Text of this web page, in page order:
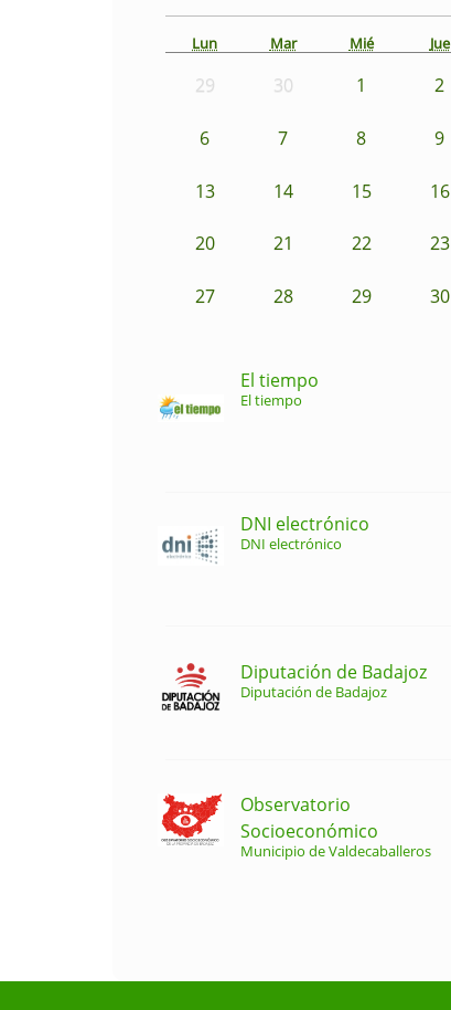
Lun Mar Mié Jue
29 30 1 2
6 7 8 9
13 14 15 16
20 21 22 23
27 28 29 30
El tiempo
El tiempo
DNI electrónico
DNI electrónico
Diputación de Badajoz
Diputación de Badajoz
Observatorio
Socioeconómico
Municipio de Valdecaballeros